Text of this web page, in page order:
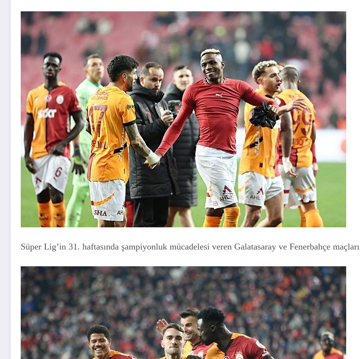
Süper Lig’in 31. haftasında şampiyonluk mücadelesi veren Galatasaray ve Fenerbahçe